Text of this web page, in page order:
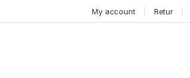
My account Retur